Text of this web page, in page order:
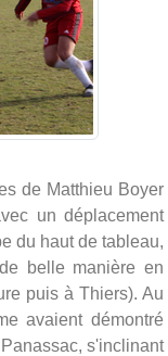
de Matthieu Boyer
un déplacement
du haut de tableau,
belle manière en
puis à Thiers). Au
avaient démontré
s'inclinant